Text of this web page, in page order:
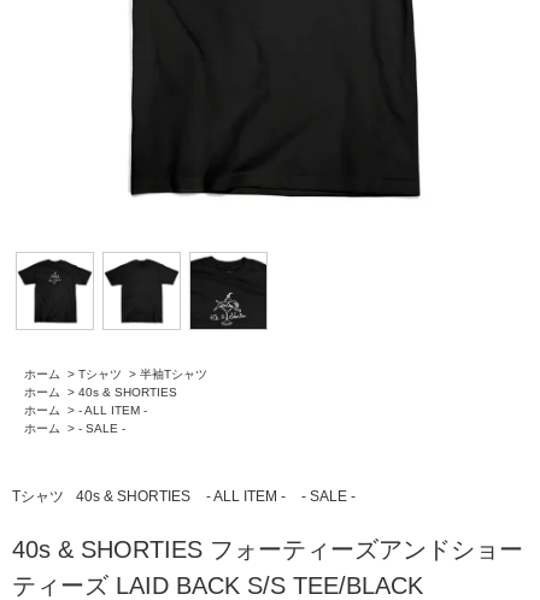
ホーム > Tシャツ > 半袖Tシャツ
ホーム
> 40s & SHORTIES
ホーム
> - ALL ITEM -
ホーム
> - SALE -
Tシャツ 40s & SHORTIES - ALL ITEM - - SALE -
40s & SHORTIES フォーティーズアンドショー
ティーズ LAID BACK S/S TEE/BLACK